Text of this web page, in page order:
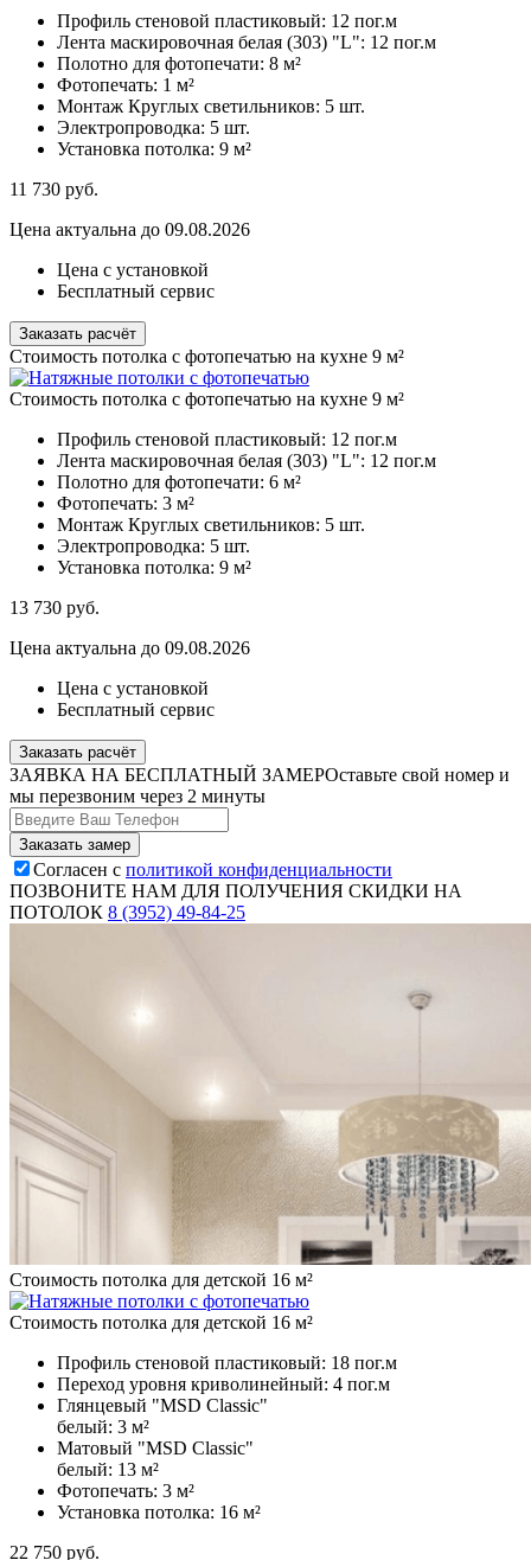
Профиль стеновой пластиковый: 12 пог.м
Лента маскировочная белая (303) "L": 12 пог.м
Полотно для фотопечати: 8 м²
Фотопечать: 1 м²
Монтаж Круглых светильников: 5 шт.
Электропроводка: 5 шт.
Установка потолка: 9 м²
11 730 руб.
Цена актуальна до 09.08.2026
Цена с установкой
Бесплатный сервис
Заказать расчёт
Стоимость потолка с фотопечатью на кухне 9 м²
Стоимость потолка с фотопечатью на кухне 9 м²
Профиль стеновой пластиковый: 12 пог.м
Лента маскировочная белая (303) "L": 12 пог.м
Полотно для фотопечати: 6 м²
Фотопечать: 3 м²
Монтаж Круглых светильников: 5 шт.
Электропроводка: 5 шт.
Установка потолка: 9 м²
13 730 руб.
Цена актуальна до 09.08.2026
Цена с установкой
Бесплатный сервис
Заказать расчёт
ЗАЯВКА НА БЕСПЛАТНЫЙ ЗАМЕРОставьте свой номер и
мы перезвоним через 2 минуты
Согласен с политикой конфиденциальности
ПОЗВОНИТЕ НАМ ДЛЯ ПОЛУЧЕНИЯ СКИДКИ НА
ПОТОЛОК 8 (3952) 49-84-25
Стоимость потолка для детской 16 м²
Стоимость потолка для детской 16 м²
Профиль стеновой пластиковый: 18 пог.м
Переход уровня криволинейный: 4 пог.м
Глянцевый "MSD Classic"
белый: 3 м²
Матовый "MSD Classic"
белый: 13 м²
Фотопечать: 3 м²
Установка потолка: 16 м²
22 750 руб.